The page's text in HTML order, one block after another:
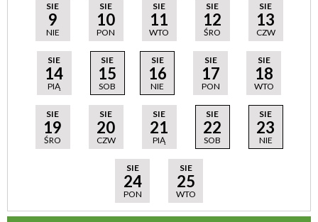
SIE
9
NIE
SIE
10
PON
SIE
11
WTO
SIE
12
ŚRO
SIE
13
CZW
SIE
14
PIĄ
SIE
15
SOB
SIE
16
NIE
SIE
17
PON
SIE
18
WTO
SIE
19
ŚRO
SIE
20
CZW
SIE
21
PIĄ
SIE
22
SOB
SIE
23
NIE
SIE
24
PON
SIE
25
WTO